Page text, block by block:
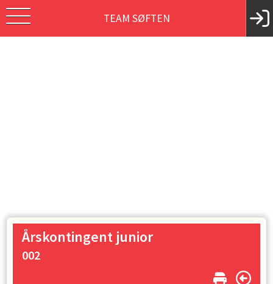
TEAM SØFTEN
Årskontingent junior
002